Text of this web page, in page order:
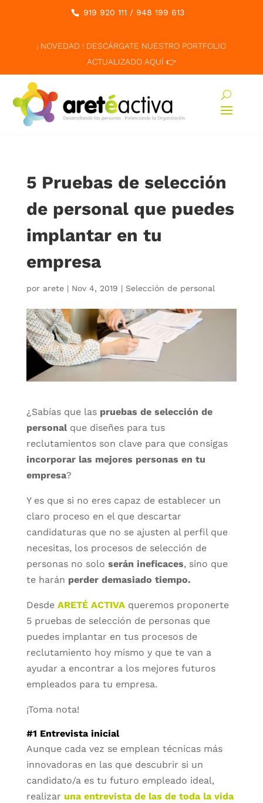
919 920 111 / 948 199 613
¡ NOVEDAD ! DESCÁRGATE NUESTRO PORTFOLIO
ACTUALIZADO AQUÍ 👉
5 Pruebas de selección
de personal que puedes
implantar en tu
empresa
por arete| Nov 4, 2019 | Selección de personal
¿Sabías que las pruebas de selección de
personalque diseñes para tus
reclutamientos son clave para que consigas
incorporar las mejores personas en tu
empresa?
Y es que si no eres capaz de establecer un
claro proceso en el que descartar
candidaturas que no se ajusten al perfil que
necesitas, los procesos de selección de
personas no solo serán ineficaces, sino que
te harán perder demasiado tiempo.
Desde ARETÉ ACTIVAqueremos proponerte
5 pruebas de selección de personas que
puedes implantar en tus procesos de
reclutamiento hoy mismo y que te van a
ayudar a encontrar a los mejores futuros
empleados para tu empresa.
¡Toma nota!
#1 Entrevista inicial
Aunque cada vez se emplean técnicas más
innovadoras en las que descubrir si un
candidato/a es tu futuro empleado ideal,
realizar una entrevista de las de toda la vida